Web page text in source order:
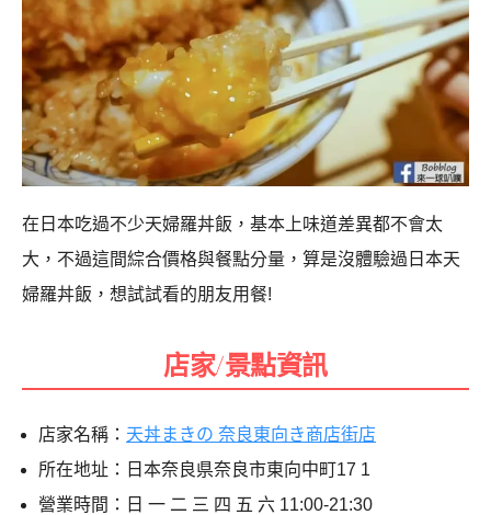
在日本吃過不少天婦羅丼飯，基本上味道差異都不會太
大，不過這間綜合價格與餐點分量，算是沒體驗過日本天
婦羅丼飯，想試試看的朋友用餐!
店家/景點資訊
店家名稱： 天丼まきの 奈良東向き商店街店
所在地址：日本奈良県奈良市東向中町17 1
營業時間：日 一 二 三 四 五 六 11:00-21:30